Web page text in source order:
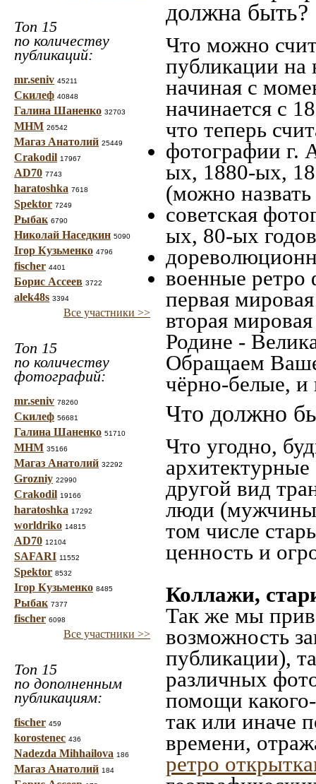
Топ 15
по количеству
публикаций:
mr.seniv 45211
Скилеф 40848
Галина Шаненко 32703
МНМ 26542
Магаз Анатолий 25449
Crakodil 17967
AD70 7743
haratoshka 7618
Spektor 7249
Рыбак 6790
Николай Наседкин 5090
Ігор Кузьменко 4796
fischer 4401
Борис Ассеев 3722
alek48s 3394
Все участники >>
Топ 15
по количеству
фотографий:
mr.seniv 78260
Скилеф 56681
Галина Шаненко 51710
МНМ 35166
Магаз Анатолий 32292
Grozniy 22990
Crakodil 19166
haratoshka 17292
worldriko 14815
AD70 12104
SAFARI 11552
Spektor 8532
Ігор Кузьменко 8485
Рыбак 7377
fischer 6098
Все участники >>
Топ 15
по дополненным
публикациям:
fischer 459
korostenec 436
Nadezda Mihhailova 186
Магаз Анатолий 184
должна быть?
Что можно
публикации
начиная c
начинается с
что теперь
фотографии г.
ых, 1880-ых,
(можно
советская
ых, 80-ых
военные ретро
первая
вторая
Родине -
Обращаем
чёрно-белые, и
Что должно
Что угодно,
другой вид
люди
том числе
ценность и
Коллажи,
Так же мы
возможность
публикации),
различных
помощи
так или иначе
времени,
ретро